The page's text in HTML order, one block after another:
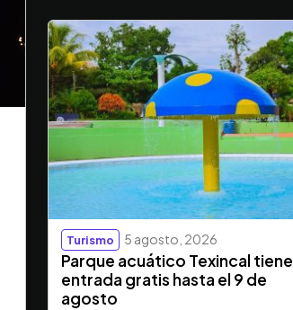
Turismo 5 agosto, 2026
Parque acuático Texincal tiene
entrada gratis hasta el 9 de
agosto